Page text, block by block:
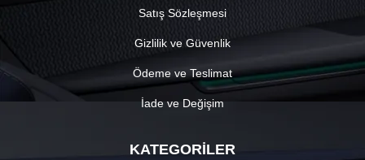
Satış Sözleşmesi
Gizlilik ve Güvenlik
Ödeme ve Teslimat
İade ve Değişim
KATEGORİLER